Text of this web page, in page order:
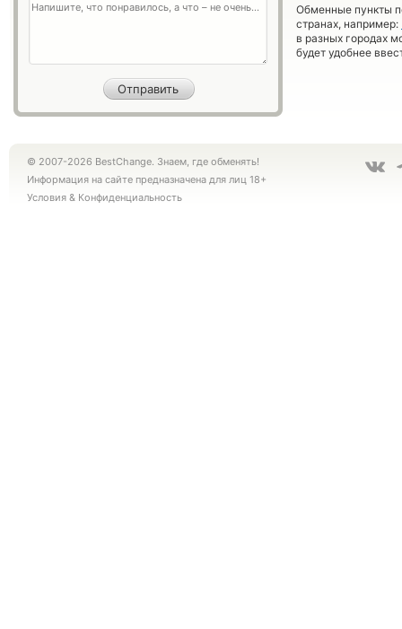
Обменные пункты
странах, например:
в разных городах
будет удобнее
© 2007-2026 BestChange. Знаем, где обменять!
Информация на сайте предназначена для лиц 18+
Условия & Конфиденциальность